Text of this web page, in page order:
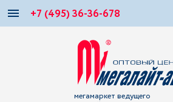
+7 (495) 36-36-678
мегамаркет ведущего